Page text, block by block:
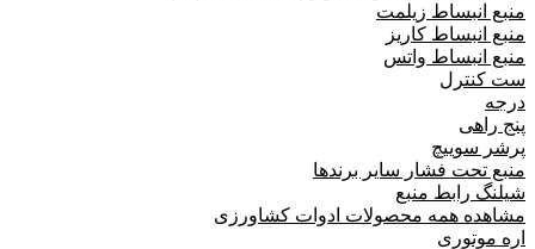
منبع انبساط زیلمت
منبع انبساط کاریز
منبع انبساط واتس
ست کنترل
درجه
پنج راهی
پرشر سوییچ
منبع تحت فشار سایر برندها
شیلنگ رابط منبع
مشاهده همه محصولات ادوات کشاورزی
اره موتوری